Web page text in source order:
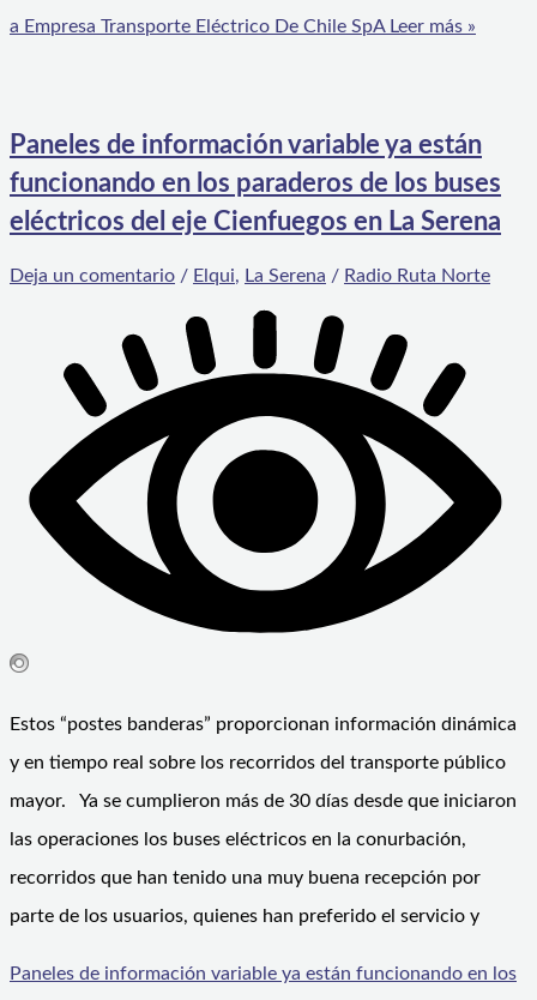
a Empresa Transporte Eléctrico De Chile SpALeer más »
Paneles de información variable ya están
funcionando en los paraderos de los buses
eléctricos del eje Cienfuegos en La Serena
Deja un comentario / Elqui, La Serena / Radio Ruta Norte
Estos “postes banderas” proporcionan información dinámica
y en tiempo real sobre los recorridos del transporte público
mayor. Ya se cumplieron más de 30 días desde que iniciaron
las operaciones los buses eléctricos en la conurbación,
recorridos que han tenido una muy buena recepción por
parte de los usuarios, quienes han preferido el servicio y
Paneles de información variable ya están funcionando en los